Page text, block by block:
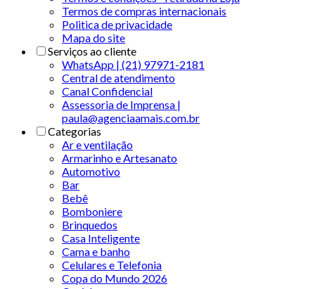
Termos de compras internacionais
Politica de privacidade
Mapa do site
Serviços ao cliente
WhatsApp | (21) 97971-2181
Central de atendimento
Canal Confidencial
Assessoria de Imprensa |
paula@agenciaamais.com.br
Categorias
Ar e ventilação
Armarinho e Artesanato
Automotivo
Bar
Bebê
Bomboniere
Brinquedos
Casa Inteligente
Cama e banho
Celulares e Telefonia
Copa do Mundo 2026